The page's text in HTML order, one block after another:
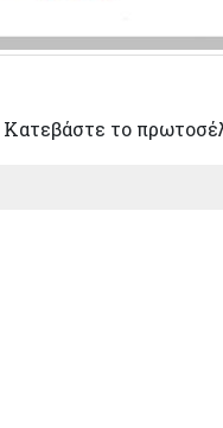
Κατεβάστε το